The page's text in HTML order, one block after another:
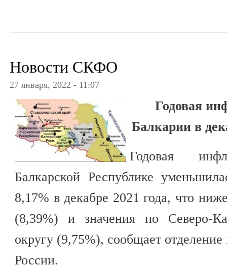
Новости СКФО
27 января, 2022 - 11:07
Годовая
Балкарии в
Годовая
Балкарской Республике
8,17% в декабре 2021 года, что
(8,39%) и значения по Северо-
округу (9,75%), сообщает
России.